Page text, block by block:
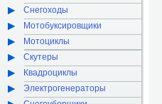
Снегоходы
Мотобуксировщики
Мотоциклы
Скутеры
Квадроциклы
Электрогенераторы